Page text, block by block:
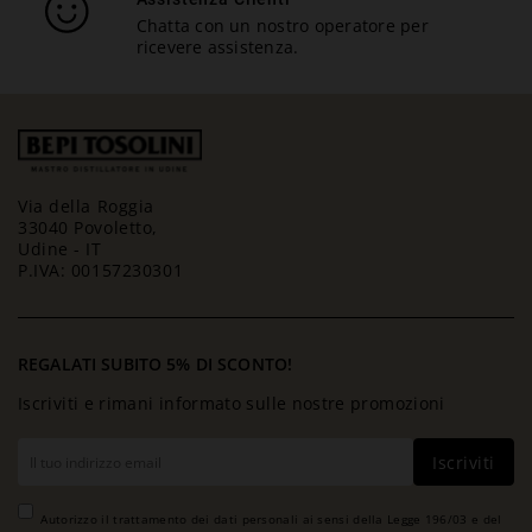
Chatta con un nostro operatore per
ricevere assistenza.
Via della Roggia
33040 Povoletto,
Udine - IT
P.IVA: 00157230301
REGALATI SUBITO 5% DI SCONTO!
Iscriviti e rimani informato sulle nostre promozioni
Iscriviti
Autorizzo il trattamento dei dati personali ai sensi della Legge 196/03 e del